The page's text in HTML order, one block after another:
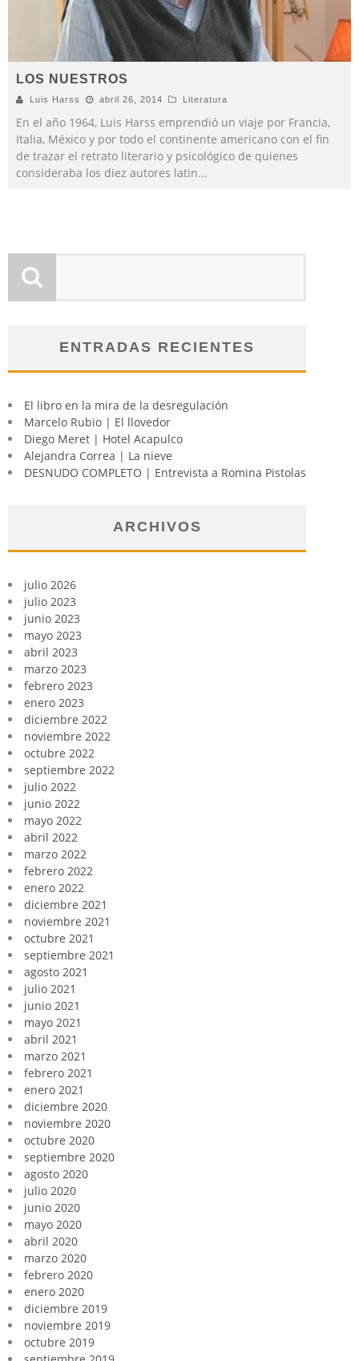
LOS NUESTROS
Luis Harss abril 26, 2014 Literatura
En el año 1964, Luis Harss emprendió un viaje por Francia,
Italia, México y por todo el continente americano con el fin
de trazar el retrato literario y psicológico de quienes
consideraba los diez autores latin...
ENTRADAS RECIENTES
El libro en la mira de la desregulación
Marcelo Rubio | El llovedor
Diego Meret | Hotel Acapulco
Alejandra Correa | La nieve
DESNUDO COMPLETO | Entrevista a Romina Pistolas
ARCHIVOS
julio 2026
julio 2023
junio 2023
mayo 2023
abril 2023
marzo 2023
febrero 2023
enero 2023
diciembre 2022
noviembre 2022
octubre 2022
septiembre 2022
julio 2022
junio 2022
mayo 2022
abril 2022
marzo 2022
febrero 2022
enero 2022
diciembre 2021
noviembre 2021
octubre 2021
septiembre 2021
agosto 2021
julio 2021
junio 2021
mayo 2021
abril 2021
marzo 2021
febrero 2021
enero 2021
diciembre 2020
noviembre 2020
octubre 2020
septiembre 2020
agosto 2020
julio 2020
junio 2020
mayo 2020
abril 2020
marzo 2020
febrero 2020
enero 2020
diciembre 2019
noviembre 2019
octubre 2019